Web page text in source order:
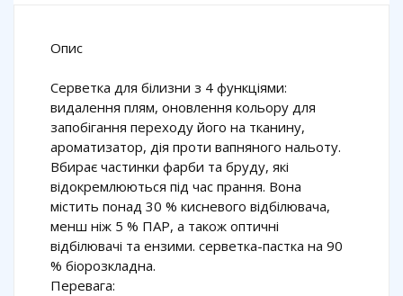
Опис
Серветка для білизни з 4 функціями:
видалення плям, оновлення кольору для
запобігання переходу його на тканину,
ароматизатор, дія проти вапняного нальоту.
Вбирає частинки фарби та бруду, які
відокремлюються під час прання. Вона
містить понад 30 % кисневого відбілювача,
менш ніж 5 % ПАР, а також оптичні
відбілювачі та ензими. серветка-пастка на 90
% біорозкладна.
Перевага: